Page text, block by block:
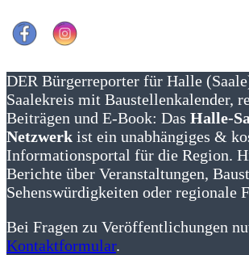
DER Bürgerreporter für Halle
Saalekreis mit Baustellenkalender,
Beiträgen und E-Book: Das Halle-
Netzwerk ist ein unabhängiges &
Informationsportal für die Region.
Berichte über Veranstaltungen,
Sehenswürdigkeiten oder regionale
Bei Fragen zu Veröffentlichungen
Kontaktformular.